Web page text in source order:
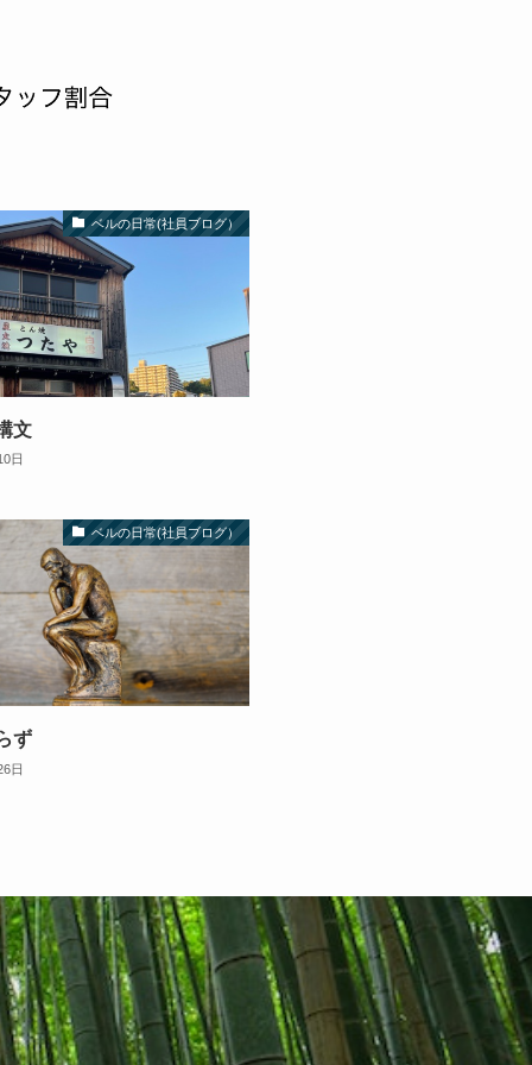
ベルの日常(社員ブログ）
文
日
ベルの日常(社員ブログ）
ず
日